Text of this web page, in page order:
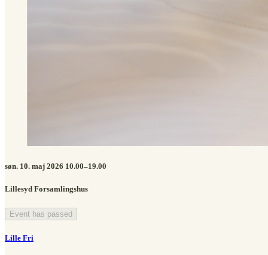
søn. 10. maj 2026 10.00–19.00
Lillesyd Forsamlingshus
Event has passed
Lille Fri